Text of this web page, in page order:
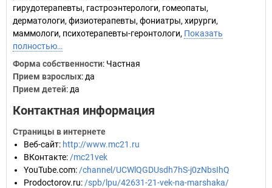
гирудотерапевты, гастроэнтерологи, гомеопаты,
дерматологи, физиотерапевты, фониатры, хирурги,
маммологи, психотерапевты-геронтологи, Показать
полностью…
Форма собственности: Частная
Прием взрослых: да
Прием детей: да
Контактная информация
Страницы в интернете
Веб-сайт: http://www.mc21.ru
ВКонтакте: /mc21vek
YouTube.com: /channel/UCWlQGDUsdh7hS-j0zNbsIhQ
Prodoctorov.ru: /spb/lpu/42631-21-vek-na-marshaka/